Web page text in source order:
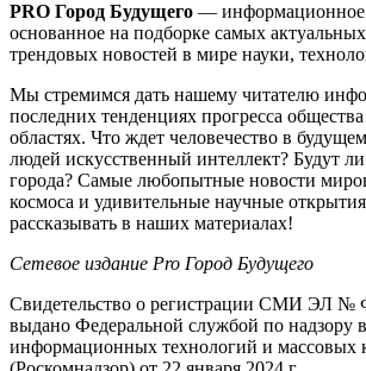
PRO Город Будущего — информационное
основанное на подборке самых
трендовых новостей в мире науки,
Мы стремимся дать нашему читателю
последних тенденциях прогресса
областях. Что ждет человечество в
людей искусственный интеллект? Будут
города? Самые любопытные новости
космоса и удивительные научные
рассказывать в наших материалах!
Сетевое издание Pro Город Будущего
Свидетельство о регистрации СМИ ЭЛ №
выдано Федеральной службой по надзору в
информационных технологий и массовых